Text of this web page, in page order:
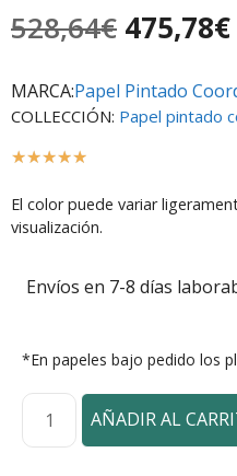
528,64€ 475,78€
MARCA:Papel Pintado
COLLECCIÓN: Papel pintado
☆☆☆☆☆
El color puede variar
visualización.
Envíos en 7-8 días
*En papeles bajo pedido los
AÑADIR AL